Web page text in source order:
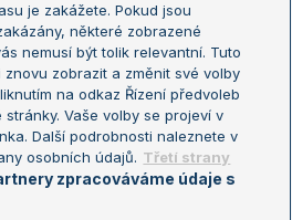
Turnaj mistrů
Turnaj mistryň
je zakážete. Pokud jsou
některé zobrazené
nemusí být tolik relevantní. Tuto
zobrazit a změnit své volby
na odkaz Řízení předvoleb
Vaše volby se projeví v
Další podrobnosti naleznete v
osobních údajů. Třetí strany
zpracováváme údaje s